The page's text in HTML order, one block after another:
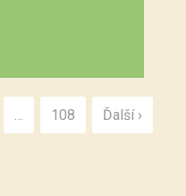
108 Ďalší ›